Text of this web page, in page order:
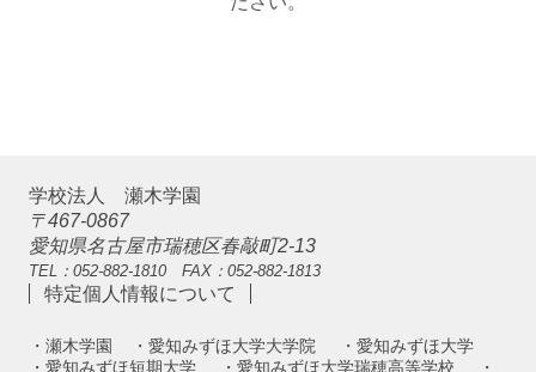
学校法人 瀬木学園
〒467-0867
愛知県名古屋市瑞穂区春敲町2-13
TEL：052-882-1810 FAX：052-882-1813
特定個人情報について
・瀬木学園 ・愛知みずほ大学大学院
・愛知みずほ大学
・愛知みずほ短期大学
・愛知みずほ大学瑞穂高等学校 ・